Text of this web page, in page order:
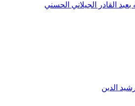
القادر الجيلاني الحسني
الدين